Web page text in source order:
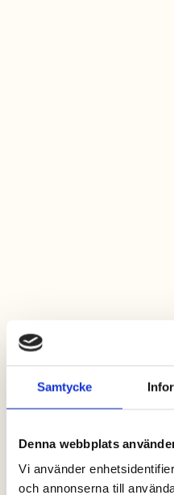
Samtycke
Denna webbplats
Vi använder
och annonserna till